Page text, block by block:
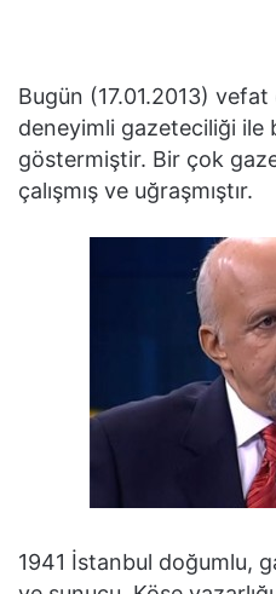
Bugün (17.01.2013)
deneyimli gazeteciliği ile
göstermiştir. Bir çok
çalışmış ve uğraşmıştır.
1941 İstanbul doğumlu,